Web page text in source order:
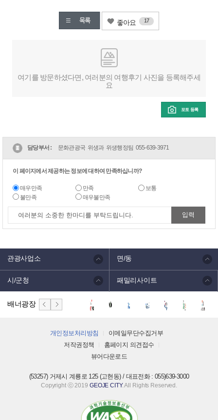
좋아요 17
여기를 방문하셨다면, 여러분의 여행후기 사진을 등록해주세
요
포토 등록
담당부서 : 문화관광국 위생과 위생행정팀 055-639-3971
이 페이지에서 제공하는 정보에 대하여 만족하십니까?
매우만족 만족
보통
불만족
매우불만족
관광사업소 면/동
시/군청 패밀리사이트
배너광장
개인정보처리방침
이메일무단수집거부
저작권정책
홈페이지 의견접수
뷰어다운로드
(53257) 거제시 계룡로 125 (고현동) / 대표전화 : 055)639-3000
Copyright ⓒ 2019 GEOJE CITY. All Rights Reserved.